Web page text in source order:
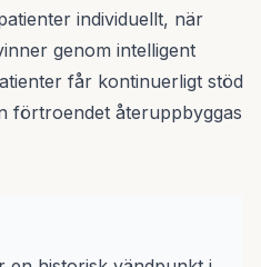
individuellt, när
genom intelligent
får kontinuerligt stöd
förtroendet återuppbyggas